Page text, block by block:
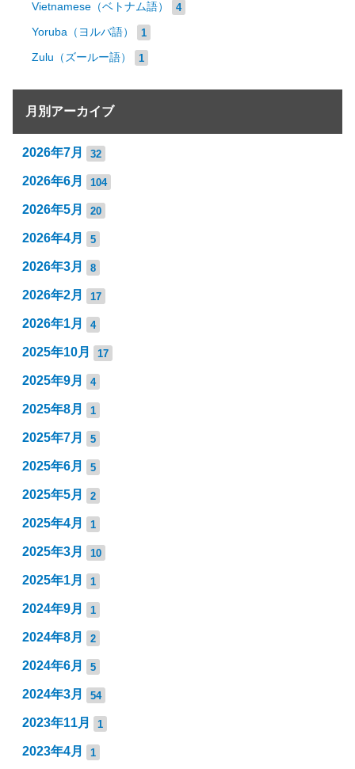
Vietnamese（ベトナム語） 4
Yoruba（ヨルバ語） 1
Zulu（ズールー語） 1
月別アーカイブ
2026年7月 32
2026年6月 104
2026年5月 20
2026年4月 5
2026年3月 8
2026年2月 17
2026年1月 4
2025年10月 17
2025年9月 4
2025年8月 1
2025年7月 5
2025年6月 5
2025年5月 2
2025年4月 1
2025年3月 10
2025年1月 1
2024年9月 1
2024年8月 2
2024年6月 5
2024年3月 54
2023年11月 1
2023年4月 1